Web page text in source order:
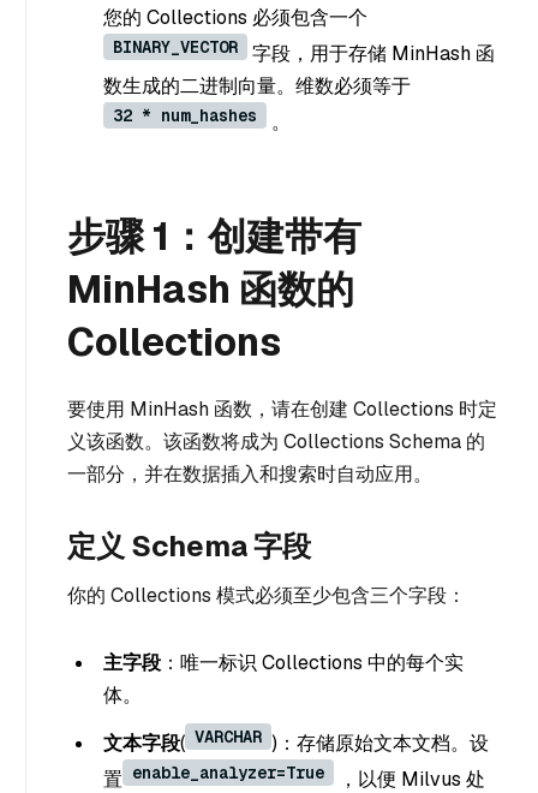
您的 Collections 必须包含一个
BINARY_VECTOR
字段，用于存储 MinHash 函
数生成的二进制向量。维数必须等于
32 * num_hashes 。
步骤 1：创建带有
MinHash 函数的
Collections
要使用 MinHash 函数，请在创建 Collections 时定
义该函数。该函数将成为 Collections Schema 的
一部分，并在数据插入和搜索时自动应用。
定义 Schema 字段
你的 Collections 模式必须至少包含三个字段：
主字段 ：唯一标识 Collections 中的每个实
体。
文本字段( VARCHAR )：存储原始文本文档。设
置 enable_analyzer=True
，以便 Milvus 处